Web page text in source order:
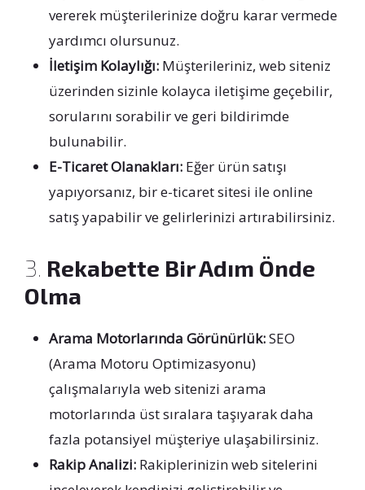
vererek müşterilerinize doğru karar vermede
yardımcı olursunuz.
İletişim Kolaylığı: Müşterileriniz, web siteniz
üzerinden sizinle kolayca iletişime geçebilir,
sorularını sorabilir ve geri bildirimde
bulunabilir.
E-Ticaret Olanakları: Eğer ürün satışı
yapıyorsanız, bir e-ticaret sitesi ile online
satış yapabilir ve gelirlerinizi artırabilirsiniz.
3. Rekabette Bir Adım Önde
Olma
Arama Motorlarında Görünürlük:SEO
(Arama Motoru Optimizasyonu)
çalışmalarıyla web sitenizi arama
motorlarında üst sıralara taşıyarak daha
fazla potansiyel müşteriye ulaşabilirsiniz.
Rakip Analizi: Rakiplerinizin web sitelerini